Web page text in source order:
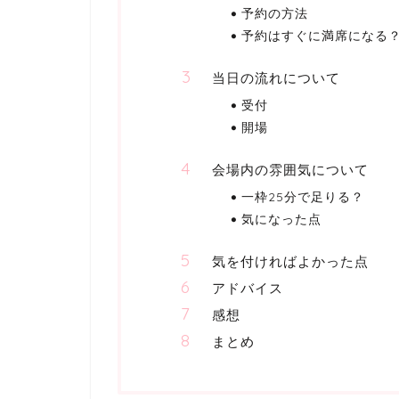
予約の方法
予約はすぐに満席になる
当日の流れについて
受付
開場
会場内の雰囲気について
一枠25分で足りる？
気になった点
気を付ければよかった点
アドバイス
感想
まとめ